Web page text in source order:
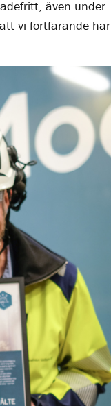
även under
vi fortfarande har